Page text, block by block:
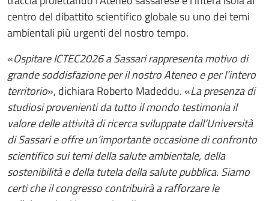
centro del dibattito scientifico globale su uno dei temi
ambientali più urgenti del nostro tempo.
«Ospitare ICTEC2026 a Sassari rappresenta motivo di
grande soddisfazione per il nostro Ateneo e per l’intero
territorio», dichiara Roberto Madeddu. «La presenza di
studiosi provenienti da tutto il mondo testimonia il
valore delle attività di ricerca sviluppate dall’Università
di Sassari e offre un’importante occasione di confronto
scientifico sui temi della salute ambientale, della
sostenibilità e della tutela della salute pubblica. Siamo
certi che il congresso contribuirà a rafforzare le